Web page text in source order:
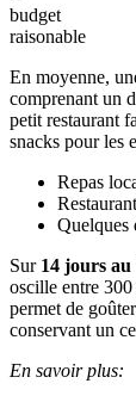
budget
raisonable
En moyenne,
comprenant un
petit restaurant
snacks pour les
Repas
Quelques
Sur 14 jours
oscille entre
permet de
conservant un
En savoir plus: